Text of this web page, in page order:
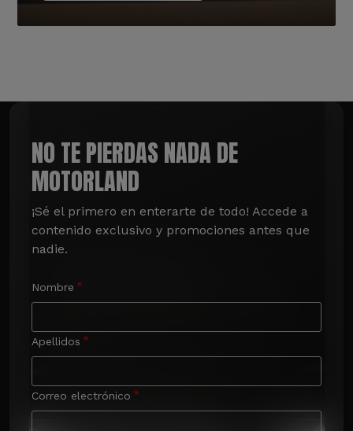
NO TE PIERDAS NADA DE
MOTORLAND
¡Sé el primero en enterarte de todo! Accede a
contenido exclusivo y promociones antes que
nadie.
Nombre
Apellidos
Correo electrónico